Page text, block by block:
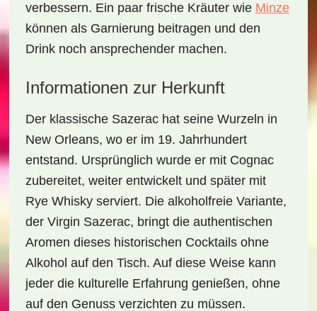
verbessern. Ein paar frische Kräuter wie Minze
können als Garnierung beitragen und den
Drink noch ansprechender machen.
Informationen zur Herkunft
Der klassische Sazerac hat seine Wurzeln in
New Orleans, wo er im 19. Jahrhundert
entstand. Ursprünglich wurde er mit Cognac
zubereitet, weiter entwickelt und später mit
Rye Whisky serviert. Die alkoholfreie Variante,
der Virgin Sazerac, bringt die authentischen
Aromen dieses historischen Cocktails ohne
Alkohol auf den Tisch. Auf diese Weise kann
jeder die kulturelle Erfahrung genießen, ohne
auf den Genuss verzichten zu müssen.